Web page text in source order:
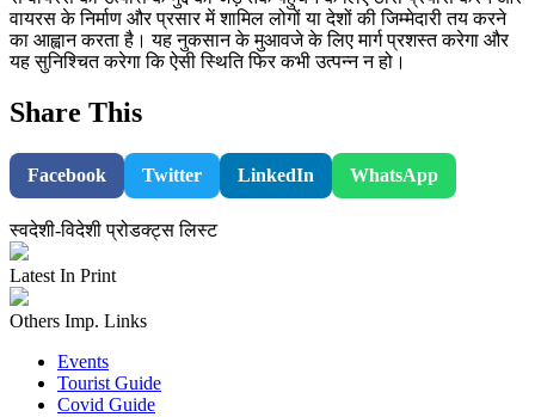
वायरस के निर्माण और प्रसार में शामिल लोगों या देशों की जिम्मेदारी तय करने
का आह्वान करता है। यह नुकसान के मुआवजे के लिए मार्ग प्रशस्त करेगा और
यह सुनिश्चित करेगा कि ऐसी स्थिति फिर कभी उत्पन्न न हो।
Share This
Facebook Twitter LinkedIn WhatsApp
स्वदेशी-विदेशी प्रोडक्ट्स लिस्ट
Latest In Print
Others Imp. Links
Events
Tourist Guide
Covid Guide